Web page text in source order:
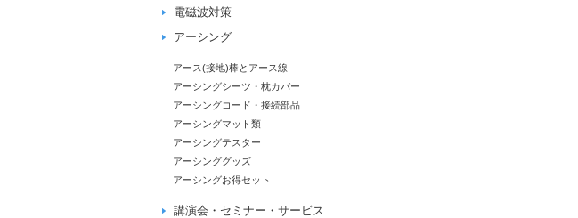
電磁波対策
アーシング
アース(接地)棒とアース線
アーシングシーツ・枕カバー
アーシングコード・接続部品
アーシングマット類
アーシングテスター
アーシンググッズ
アーシングお得セット
講演会・セミナー・サービス